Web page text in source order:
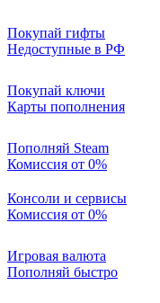
Покупай гифты
Недоступные в РФ
Покупай ключи
Карты пополнения
Пополняй Steam
Комиссия от 0%
Консоли и сервисы
Комиссия от 0%
Игровая валюта
Пополняй быстро